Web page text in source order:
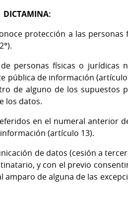
DICTAMINA:
protección a las
personas físicas o jurídicas
de información (artículo
de alguno de los supuestos
los datos.
en el numeral anterior
(artículo 13).
de datos (cesión a
y con el previo
de alguna de las